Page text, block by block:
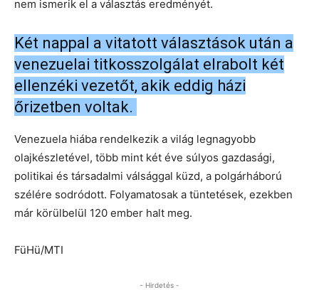
nem ismerik el a választás eredményét.
Két nappal a vitatott választások után a
venezuelai titkosszolgálat elrabolt két
ellenzéki vezetőt, akik eddig házi
őrizetben voltak.
Venezuela hiába rendelkezik a világ legnagyobb
olajkészletével, több mint két éve súlyos gazdasági,
politikai és társadalmi válsággal küzd, a polgárháború
szélére sodródott. Folyamatosak a tüntetések, ezekben
már körülbelül 120 ember halt meg.
FüHü/MTI
- Hirdetés -